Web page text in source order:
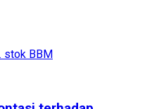
stok BBM